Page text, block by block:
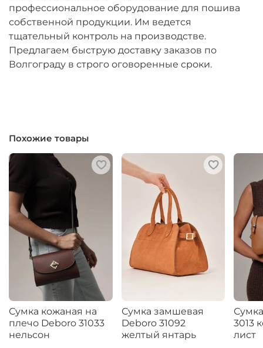
профессиональное оборудование для пошива
собственной продукции. Им ведется
тщательный контроль на производстве.
Предлагаем быструю доставку заказов по
Волгограду в строго оговоренные сроки.
Похожие товары
Сумка кожаная на
плечо Deboro 31033
нельсон
Сумка замшевая
Deboro 31092
желтый янтарь
3013
лист